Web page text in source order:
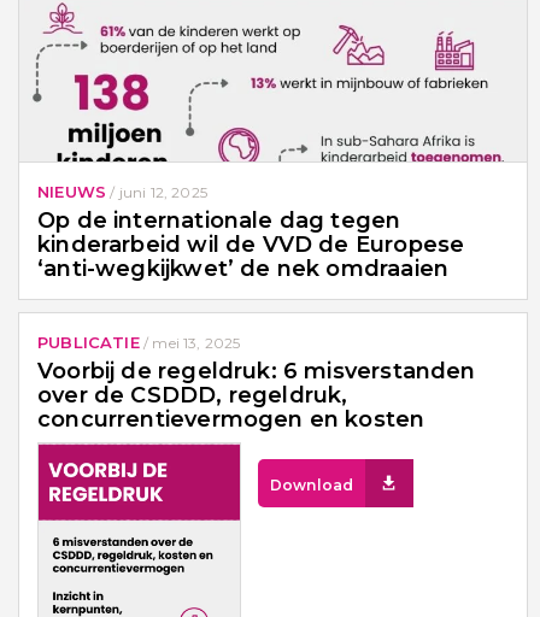
NIEUWS / juni 12, 2025
Op de internationale dag tegen
kinderarbeid wil de VVD de Europese
‘anti-wegkijkwet’ de nek omdraaien
PUBLICATIE/ mei 13, 2025
Voorbij de regeldruk: 6 misverstanden
over de CSDDD, regeldruk,
concurrentievermogen en kosten
Download